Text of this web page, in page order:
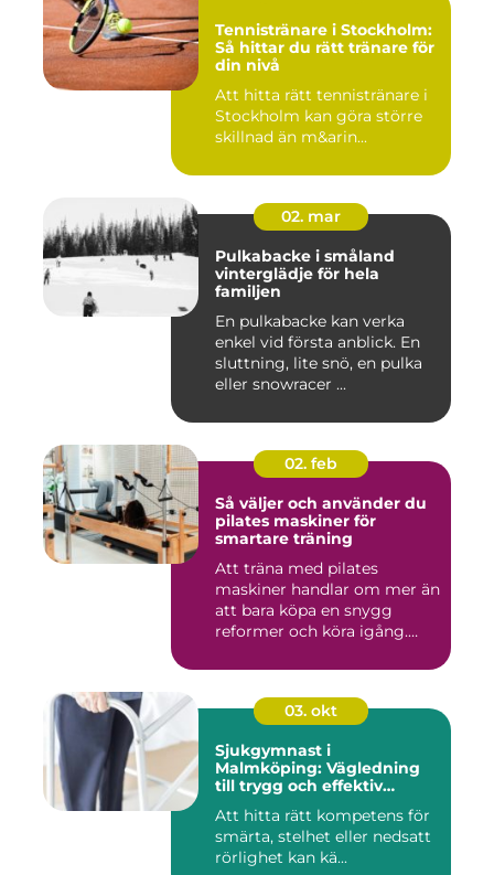
Tennistränare i Stockholm:
Så hittar du rätt tränare för
din nivå
Att hitta rätt tennistränare i
Stockholm kan göra större
skillnad än m&arin...
02. mar
Pulkabacke i småland
vinterglädje för hela
familjen
En pulkabacke kan verka
enkel vid första anblick. En
sluttning, lite snö, en pulka
eller snowracer ...
02. feb
Så väljer och använder du
pilates maskiner för
smartare träning
Att träna med pilates
maskiner handlar om mer än
att bara köpa en snygg
reformer och köra igång.
03. okt
Sjukgymnast i
Malmköping: Vägledning
till trygg och effektiv
Att hitta rätt kompetens för
smärta, stelhet eller nedsatt
rörlighet kan kä...